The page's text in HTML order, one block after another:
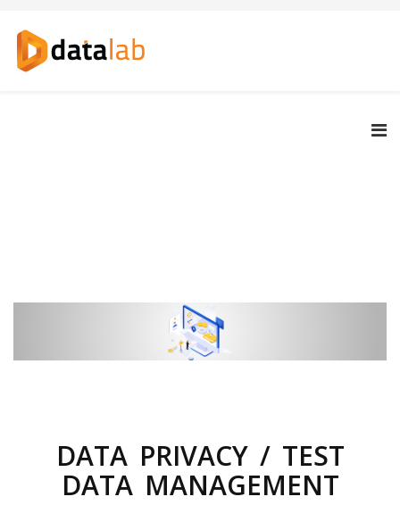
DATA PRIVACY / TEST
DATA MANAGEMENT